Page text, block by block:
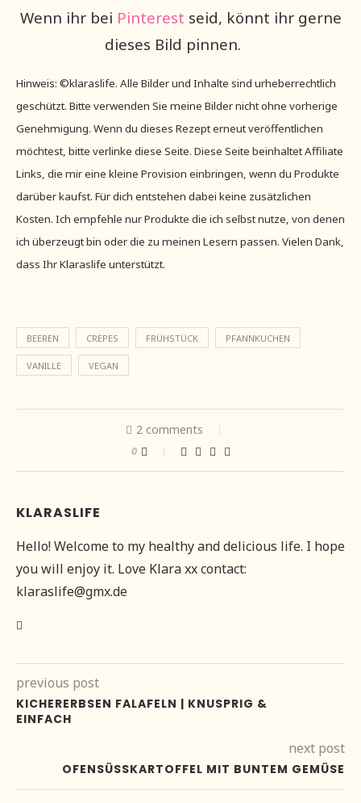
Wenn ihr bei Pinterest seid, könnt ihr gerne
dieses Bild pinnen.
Hinweis: ©klaraslife. Alle Bilder und Inhalte sind urheberrechtlich
geschützt. Bitte verwenden Sie meine Bilder nicht ohne vorherige
Genehmigung. Wenn du dieses Rezept erneut veröffentlichen
möchtest, bitte verlinke diese Seite. Diese Seite beinhaltet Affiliate
Links, die mir eine kleine Provision einbringen, wenn du Produkte
darüber kaufst. Für dich entstehen dabei keine zusätzlichen
Kosten. Ich empfehle nur Produkte die ich selbst nutze, von denen
ich überzeugt bin oder die zu meinen Lesern passen. Vielen Dank,
dass Ihr Klaraslife unterstützt.
BEEREN CREPES FRÜHSTÜCK PFANNKUCHEN
VANILLE VEGAN
2 comments
0
KLARASLIFE
Hello! Welcome to my healthy and delicious life. I hope
you will enjoy it. Love Klara xx contact:
klaraslife@gmx.de
previous post
KICHERERBSEN FALAFELN | KNUSPRIG &
EINFACH
next post
OFENSÜSSKARTOFFEL MIT BUNTEM GEMÜSE